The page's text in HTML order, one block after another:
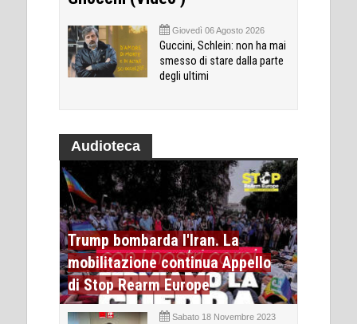
Giovedì 06 Agosto 2026
Guccini, Schlein: non ha mai
smesso di stare dalla parte
degli ultimi
Audioteca
Trump bombarda l'Iran. La
mobilitazione continua Appello
di Stop Rearm Europe
Sabato 18 Novembre 2023